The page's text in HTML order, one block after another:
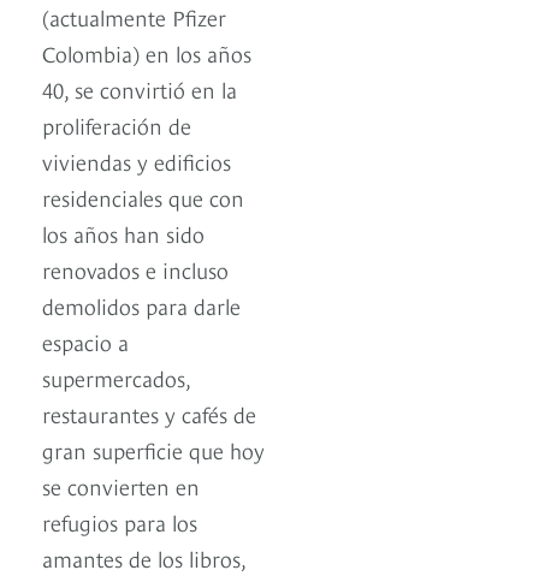
(actualmente Pfizer
Colombia) en los años
40, se convirtió en la
proliferación de
viviendas y edificios
residenciales que con
los años han sido
renovados e incluso
demolidos para darle
espacio a
supermercados,
restaurantes y cafés de
gran superficie que hoy
se convierten en
refugios para los
amantes de los libros,